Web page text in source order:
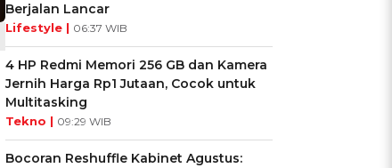
Berjalan Lancar
Lifestyle | 06:37 WIB
4 HP Redmi Memori 256 GB dan Kamera
Jernih Harga Rp1 Jutaan, Cocok untuk
Multitasking
Tekno | 09:29 WIB
Bocoran Reshuffle Kabinet Agustus: